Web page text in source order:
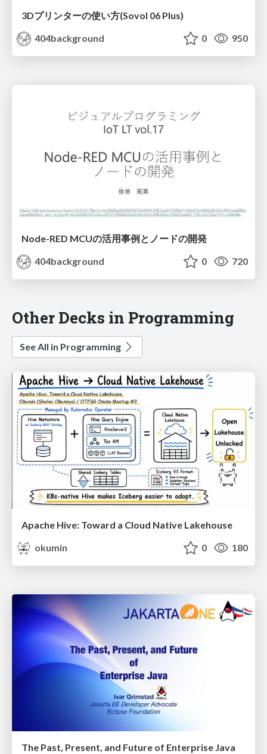
3Dプリンターの使い方(Sovol 06 Plus)
404background
0 950
Node-RED MCUの活用事例とノードの開発
404background
0 720
Other Decks in Programming
See All in Programming
Apache Hive: Toward a Cloud Native Lakehouse
okumin
0 180
The Past, Present, and Future of Enterprise Java